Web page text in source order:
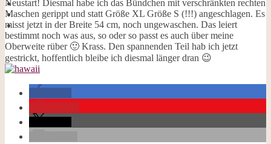
Opal-Abos
Strickblogs
Hörbücher
Neustart! Diesmal habe ich das Bündchen mit verschränkten rechten
Maschen gerippt und statt Größe XL Größe S (!!!) angeschlagen. Es
misst jetzt in der Breite 54 cm, noch ungewaschen. Das leiert
bestimmt noch was aus, so oder so passt es auch über meine
Oberweite rüber 🙂 Krass. Den spannenden Teil hab ich jetzt
gestrickt, hoffentlich bleibe ich diesmal länger dran 😉